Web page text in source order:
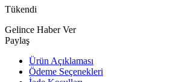
Tükendi
Gelince Haber Ver
Paylaş
Ürün Açıklaması
Ödeme Seçenekleri